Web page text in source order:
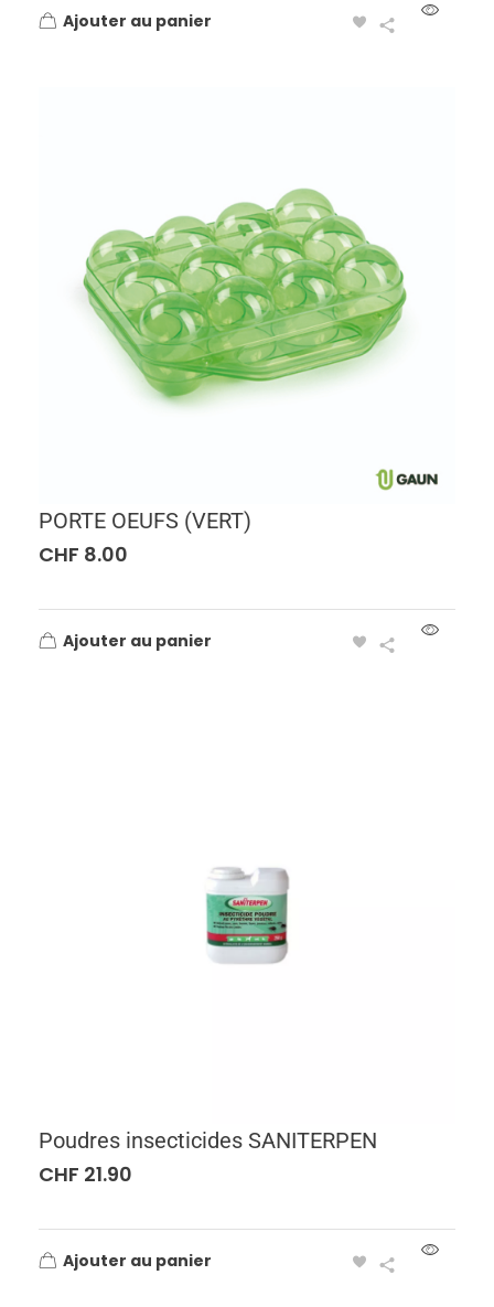
Ajouter au panier
PORTE OEUFS (VERT)
CHF 8.00
Ajouter au panier
Poudres insecticides SANITERPEN
CHF 21.90
Ajouter au panier